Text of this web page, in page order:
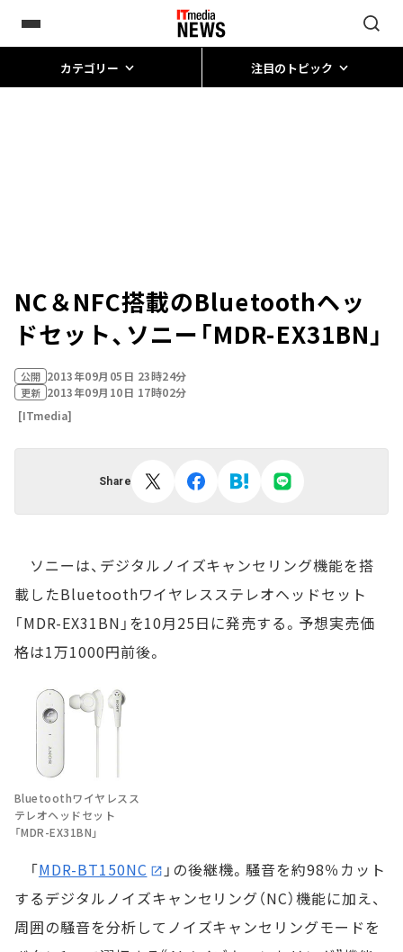
カテゴリー 注目のトピック
NC＆NFC搭載のBluetoothヘッ
ドセット、ソニー「MDR-EX31BN」
公開 2013年09月05日 23時24分
更新 2013年09月10日 17時02分
[ITmedia]
Share
ソニーは、デジタルノイズキャンセリング機能を搭
載したBluetoothワイヤレスステレオヘッドセット
「MDR-EX31BN」を10月25日に発売する。予想実売価
格は1万1000円前後。
Bluetoothワイヤレスス
テレオヘッドセット
「MDR-EX31BN」
「MDR-BT150NC
」の後継機。騒音を約98％カット
するデジタルノイズキャンセリング（NC）機能に加え、
周囲の騒音を分析してノイズキャンセリングモードを